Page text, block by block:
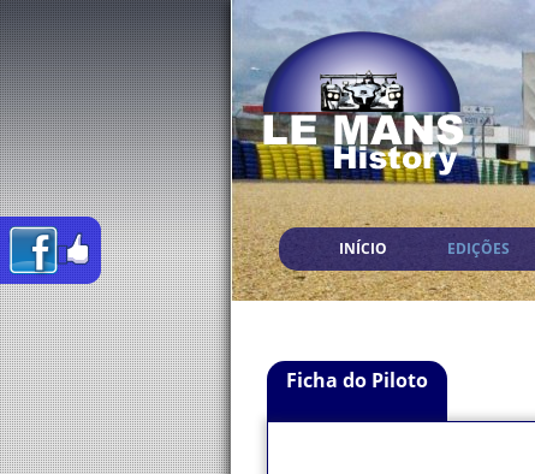
INÍCIO EDIÇÕES
Ficha do Piloto